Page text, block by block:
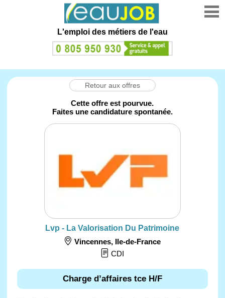
L'emploi des métiers de l'eau
Retour aux offres
Cette offre est pourvue.
Faites une candidature spontanée.
Lvp - La Valorisation Du Patrimoine
Vincennes, Ile-de-France
CDI
Charge d’affaires tce H/F